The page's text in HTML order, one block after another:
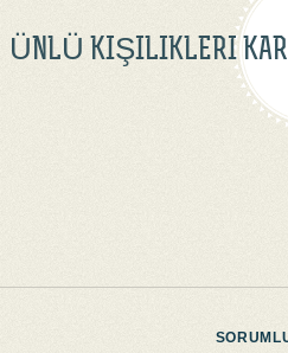
ÜNLÜ KIŞILIKLERI